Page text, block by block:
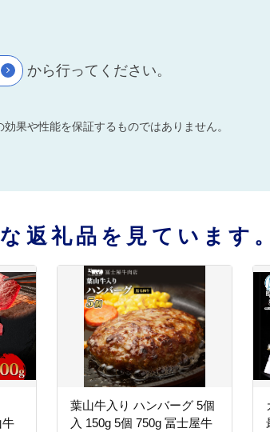
から行ってください。
果や性能を保証するものではありません。
返礼品を見ています。
牛
葉山牛入り ハンバーグ 5個
入 150g 5個 750g 冨士屋牛